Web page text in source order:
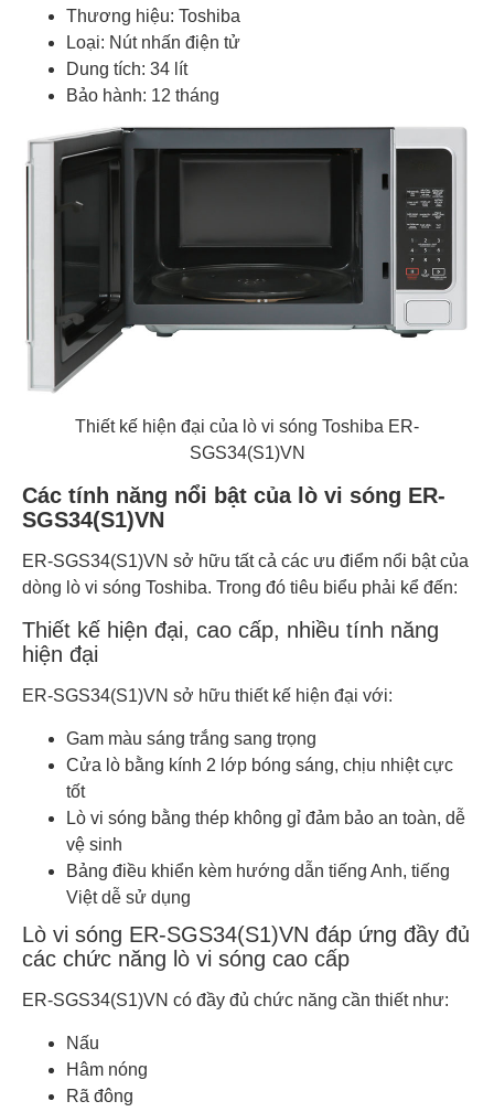
Thương hiệu: Toshiba
Loại: Nút nhấn điện tử
Dung tích: 34 lít
Bảo hành: 12 tháng
Thiết kế hiện đại của lò vi sóng Toshiba ER-
SGS34(S1)VN
Các tính năng nổi bật của lò vi sóng ER-
SGS34(S1)VN
ER-SGS34(S1)VN sở hữu tất cả các ưu điểm nổi bật của
dòng lò vi sóng Toshiba. Trong đó tiêu biểu phải kể đến:
Thiết kế hiện đại, cao cấp, nhiều tính năng
hiện đại
ER-SGS34(S1)VN sở hữu thiết kế hiện đại với:
Gam màu sáng trắng sang trọng
Cửa lò bằng kính 2 lớp bóng sáng, chịu nhiệt cực
tốt
Lò vi sóng bằng thép không gỉ đảm bảo an toàn, dễ
vệ sinh
Bảng điều khiển kèm hướng dẫn tiếng Anh, tiếng
Việt dễ sử dụng
Lò vi sóng ER-SGS34(S1)VN đáp ứng đầy đủ
các chức năng lò vi sóng cao cấp
ER-SGS34(S1)VN có đầy đủ chức năng cần thiết như:
Nấu
Hâm nóng
Rã đông